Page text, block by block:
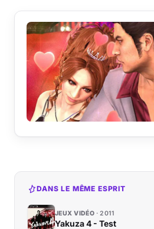
DANS LE MÊME ESPRIT
JEUX VIDÉO 2011
Yakuza 4 - Test